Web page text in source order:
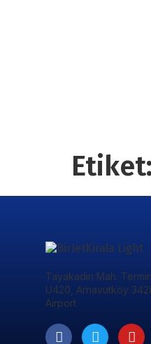
Etiket:
Tayakadın Mah.
U420, Arnavutköy
Airport